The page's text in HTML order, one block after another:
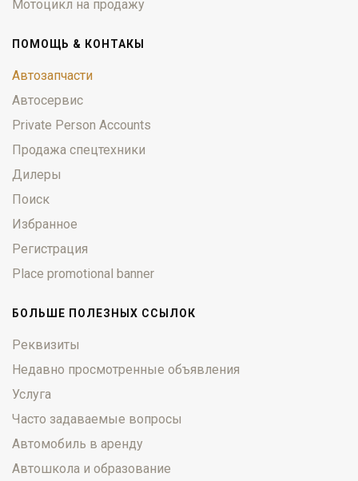
Мотоцикл на продажу
ПОМОЩЬ & КОНТАКЫ
Автозапчасти
Автосервис
Private Person Accounts
Продажа спецтехники
Дилеры
Поиск
Избранное
Регистрация
Place promotional banner
БОЛЬШЕ ПОЛЕЗНЫХ ССЫЛОК
Реквизиты
Недавно просмотренные объявления
Услуга
Часто задаваемые вопросы
Автомобиль в аренду
Автошкола и образование